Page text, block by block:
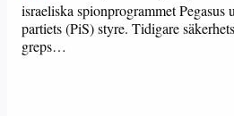
israeliska spionprogrammet Pegasus
partiets (PiS) styre. Tidigare
greps…